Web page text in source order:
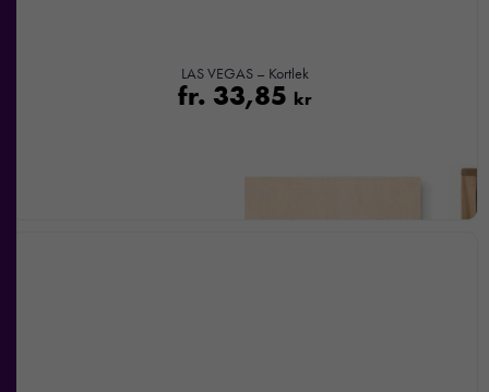
LAS VEGAS – Kortlek
fr. 33,85 kr